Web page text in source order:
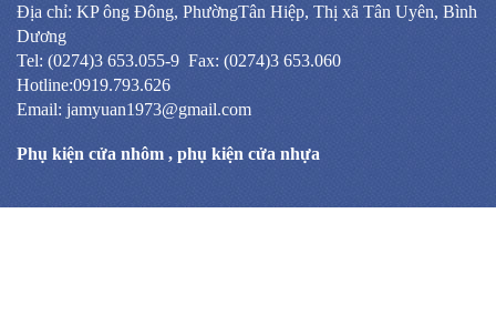
Địa chỉ: KP ông Đông, PhườngTân Hiệp, Thị xã Tân Uyên, Bình
Dương
Tel: (0274)3 653.055-9 Fax: (0274)3 653.060
Hotline:0919.793.626
Email: jamyuan1973@gmail.com
Phụ kiện cửa nhôm , phụ kiện cửa nhựa